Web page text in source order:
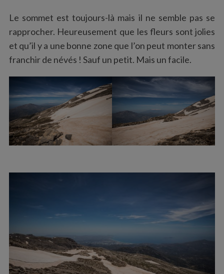
Le sommet est toujours-là mais il ne semble pas se
rapprocher. Heureusement que les fleurs sont jolies
et qu’il y a une bonne zone que l’on peut monter sans
franchir de névés ! Sauf un petit. Mais un facile.